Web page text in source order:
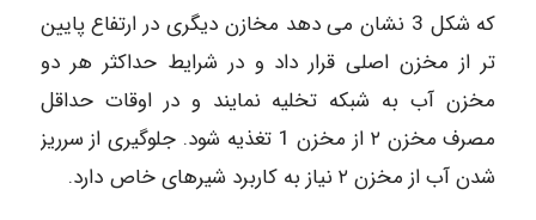
که شكل 3 نشان می دهد مخازن دیگری در ارتفاع پایین
تر از مخزن اصلی قرار داد و در شرایط حداکثر هر دو
مخزن آب به شبکه تخلیه نمایند و در اوقات حداقل
مصرف مخزن ۲ از مخزن 1 تغذیه شود. جلوگیری از سرریز
شدن آب از مخزن ۲ نیاز به کاربرد شیرهای خاص دارد.